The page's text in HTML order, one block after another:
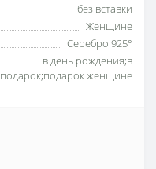
без вставки
Женщине
Серебро 925°
в день рождения;в
подарок;подарок женщине